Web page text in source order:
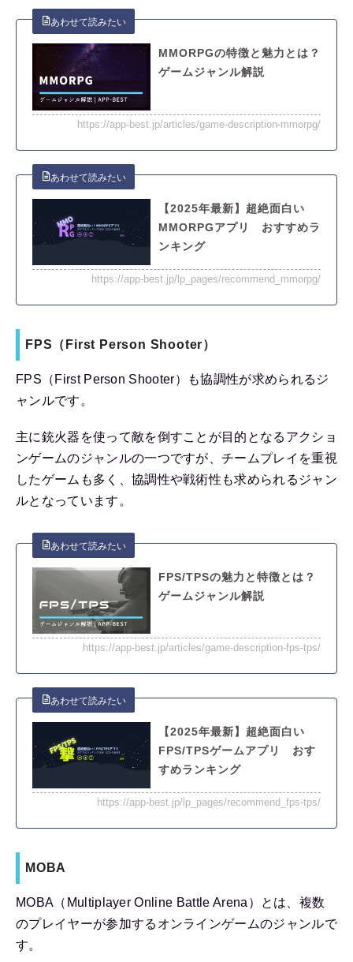
MMORPGの特徴と魅力とは？
ゲームジャンル解説
https://app-best.jp/articles/game-description-mmorpg/
【2025年最新】超絶面白い
MMORPGアプリ おすすめラ
ンキング
https://app-best.jp/lp_pages/recommend_mmorpg/
FPS（First Person Shooter）
FPS（First Person Shooter）も協調性が求められるジ
ャンルです。
主に銃火器を使って敵を倒すことが目的となるアクショ
ンゲームのジャンルの一つですが、チームプレイを重視
したゲームも多く、協調性や戦術性も求められるジャン
ルとなっています。
FPS/TPSの魅力と特徴とは？
ゲームジャンル解説
https://app-best.jp/articles/game-description-fps-tps/
【2025年最新】超絶面白い
FPS/TPSゲームアプリ おす
すめランキング
https://app-best.jp/lp_pages/recommend_fps-tps/
MOBA
MOBA（Multiplayer Online Battle Arena）とは、複数
のプレイヤーが参加するオンラインゲームのジャンルで
す。